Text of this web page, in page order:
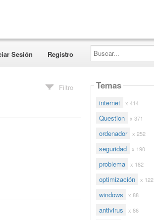
Sesión Registro
Buscar...
Filtro Temas
internet x 414
Question x 371
ordenador x 252
seguridad x 190
problema x 182
optimización x 122
windows x 88
antivirus x 86